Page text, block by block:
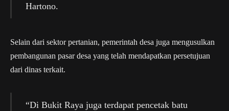
Hartono.
Selain dari sektor pertanian, pemerintah desa juga mengusulkan
pembangunan pasar desa yang telah mendapatkan persetujuan
dari dinas terkait.
“Di Bukit Raya juga terdapat pencetak batu